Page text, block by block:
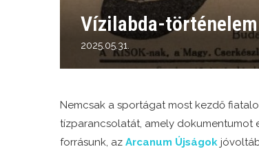
Vízilabda-
2025.05.31.
Nemcsak a sportágat most kezdő
tízparancsolatát, amely dokumentumot
forrásunk, az Arcanum Újságok